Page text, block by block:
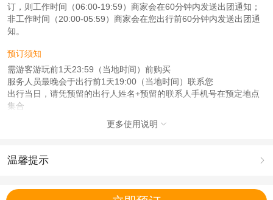
订，则工作时间（06:00-19:59）商家会在60分钟内发送出团通知；
非工作时间（20:00-05:59）商家会在您出行前60分钟内发送出团通
知。
预订须知
需游客游玩前1天23:59（当地时间）前购买
服务人员最晚会于出行前1天19:00（当地时间）联系您
出行当日，请凭预留的出行人姓名+预留的联系人手机号在预定地点
集合
儿童：6周岁 – 17周岁；
老人：60周岁 – 100周岁；
查看： 查看工商执照信息 、 查看特许经营许可证信息
更多使用说明 
温馨提示 
动（如跳伞、潜水、滑雪等）前，请务必仔细阅读